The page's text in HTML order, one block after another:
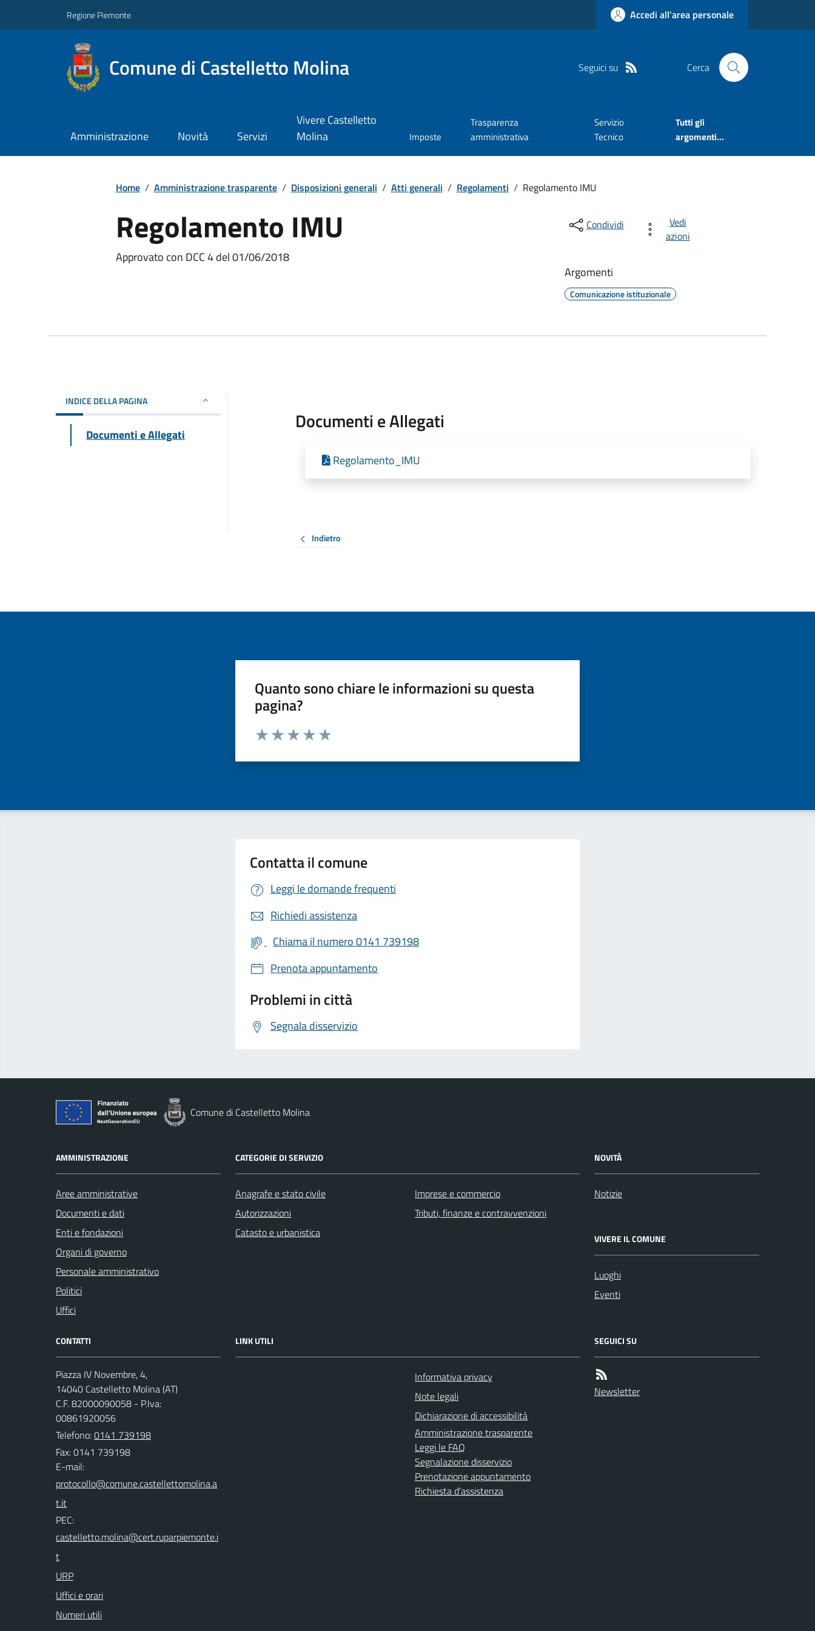
Regione Piemonte Accedi all'area personale
Comune di Castelletto Molina Seguici su Cerca
Amministrazione Novità Servizi
Vivere Castelletto
Molina
Imposte
Trasparenza
amministrativa
Servizio
Tecnico
Tutti gli
argomenti...
Home / Amministrazione trasparente / Disposizioni generali / Atti generali / Regolamenti / Regolamento IMU
Regolamento IMU
Approvato con DCC 4 del 01/06/2018
Condividi
Vedi
azioni
Argomenti
Comunicazione istituzionale
INDICE DELLA PAGINA
Documenti e Allegati
Documenti e Allegati
Regolamento_IMU
Indietro
Quanto sono chiare le informazioni su questa
pagina?
Valuta da 1 a 5 stelle la pagina
Contatta il comune
Leggi le domande frequenti
Richiedi assistenza
Chiama il numero 0141 739198
Prenota appuntamento
Problemi in città
Segnala disservizio
Comune di Castelletto Molina
AMMINISTRAZIONE
Aree amministrative
Documenti e dati
Enti e fondazioni
Organi di governo
Personale amministrativo
Politici
Uffici
CATEGORIE DI SERVIZIO
Anagrafe e stato civile
Autorizzazioni
Catasto e urbanistica
Imprese e commercio
Tributi, finanze e contravvenzioni
NOVITÀ
Notizie
VIVERE IL COMUNE
Luoghi
Eventi
CONTATTI
Piazza IV Novembre, 4,
14040 Castelletto Molina (AT)
C.F. 82000090058 - P.Iva:
00861920056
Telefono:0141 739198
Fax: 0141 739198
E-mail:
PEC:
URP
Uffici e orari
Numeri utili
LINK UTILI
Informativa privacy
Note legali
Dichiarazione di accessibilità
Amministrazione trasparente
Leggi le FAQ
Segnalazione disservizio
Prenotazione appuntamento
Richiesta d'assistenza
SEGUICI SU
Newsletter